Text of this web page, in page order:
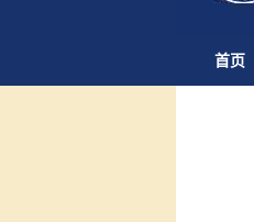
首页